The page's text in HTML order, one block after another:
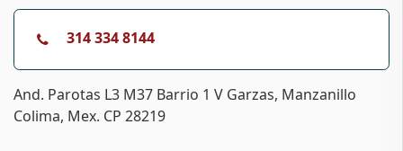
314 334 8144
And. Parotas L3 M37 Barrio 1 V Garzas, Manzanillo
Colima, Mex. CP 28219